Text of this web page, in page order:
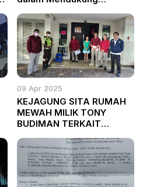
di Kunjungan Kerja Virtual
09 Apr 2025
KEJAGUNG SITA RUMAH
MEWAH MILIK TONY
BUDIMAN TERKAIT
RP634 MILIAR